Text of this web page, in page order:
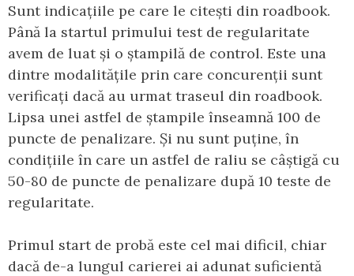
Sunt indicațiile pe care le citești din roadbook.
Până la startul primului test de regularitate
avem de luat și o ștampilă de control. Este una
dintre modalitățile prin care concurenții sunt
verificați dacă au urmat traseul din roadbook.
Lipsa unei astfel de ștampile înseamnă 100 de
puncte de penalizare. Și nu sunt puține, în
condițiile în care un astfel de raliu se câștigă cu
50-80 de puncte de penalizare după 10 teste de
regularitate.
Primul start de probă este cel mai dificil, chiar
dacă de-a lungul carierei ai adunat suficientă